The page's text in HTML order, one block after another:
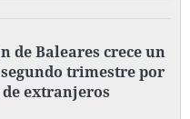
de Baleares crece un
segundo trimestre por
extranjeros